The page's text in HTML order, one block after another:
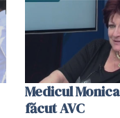
Medicul
făcut AVC